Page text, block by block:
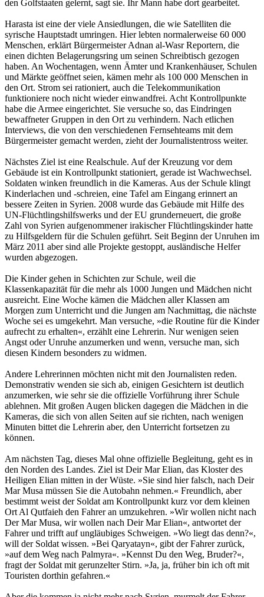
den Golfstaaten gelernt, sagt sie. Ihr Mann habe dort gearbeitet.
Harasta ist eine der viele Ansiedlungen, die wie Satelliten die
syrische Hauptstadt umringen. Hier lebten normalerweise 60 000
Menschen, erklärt Bürgermeister Adnan al-Wasr Reportern, die
einen dichten Belagerungsring um seinen Schreibtisch gezogen
haben. An Wochentagen, wenn Ämter und Krankenhäuser, Schulen
und Märkte geöffnet seien, kämen mehr als 100 000 Menschen in
den Ort. Strom sei rationiert, auch die Telekommunikation
funktioniere noch nicht wieder einwandfrei. Acht Kontrollpunkte
habe die Armee eingerichtet. Sie versuche so, das Eindringen
bewaffneter Gruppen in den Ort zu verhindern. Nach etlichen
Interviews, die von den verschiedenen Fernsehteams mit dem
Bürgermeister gemacht werden, zieht der Journalistentross weiter.
Nächstes Ziel ist eine Realschule. Auf der Kreuzung vor dem
Gebäude ist ein Kontrollpunkt stationiert, gerade ist Wachwechsel.
Soldaten winken freundlich in die Kameras. Aus der Schule klingt
Kinderlachen und -schreien, eine Tafel am Eingang erinnert an
bessere Zeiten in Syrien. 2008 wurde das Gebäude mit Hilfe des
UN-Flüchtlingshilfswerks und der EU grunderneuert, die große
Zahl von Syrien aufgenommener irakischer Flüchtlingskinder hatte
zu Hilfsgeldern für die Schulen geführt. Seit Beginn der Unruhen im
März 2011 aber sind alle Projekte gestoppt, ausländische Helfer
wurden abgezogen.
Die Kinder gehen in Schichten zur Schule, weil die
Klassenkapazität für die mehr als 1000 Jungen und Mädchen nicht
ausreicht. Eine Woche kämen die Mädchen aller Klassen am
Morgen zum Unterricht und die Jungen am Nachmittag, die nächste
Woche sei es umgekehrt. Man versuche, »die Routine für die Kinder
aufrecht zu erhalten«, erzählt eine Lehrerin. Nur wenigen seien
Angst oder Unruhe anzumerken und wenn, versuche man, sich
diesen Kindern besonders zu widmen.
Andere Lehrerinnen möchten nicht mit den Journalisten reden.
Demonstrativ wenden sie sich ab, einigen Gesichtern ist deutlich
anzumerken, wie sehr sie die offizielle Vorführung ihrer Schule
ablehnen. Mit großen Augen blicken dagegen die Mädchen in die
Kameras, die sich von allen Seiten auf sie richten, nach wenigen
Minuten bittet die Lehrerin aber, den Unterricht fortsetzen zu
können.
Am nächsten Tag, dieses Mal ohne offizielle Begleitung, geht es in
den Norden des Landes. Ziel ist Deir Mar Elian, das Kloster des
Heiligen Elian mitten in der Wüste. »Sie sind hier falsch, nach Deir
Mar Musa müssen Sie die Autobahn nehmen.« Freundlich, aber
bestimmt weist der Soldat am Kontrollpunkt kurz vor dem kleinen
Ort Al Qutfaieh den Fahrer an umzukehren. »Wir wollen nicht nach
Der Mar Musa, wir wollen nach Deir Mar Elian«, antwortet der
Fahrer und trifft auf ungläubiges Schweigen. »Wo liegt das denn?«,
will der Soldat wissen. »Bei Qaryatayn«, gibt der Fahrer zurück,
»auf dem Weg nach Palmyra«. »Kennst Du den Weg, Bruder?«,
fragt der Soldat mit gerunzelter Stirn. »Ja, ja, früher bin ich oft mit
Touristen dorthin gefahren.«